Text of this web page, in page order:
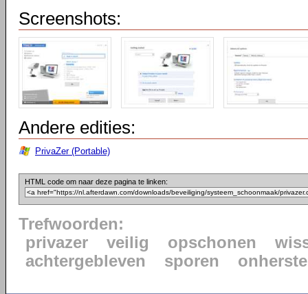
Screenshots:
Andere edities:
PrivaZer (Portable)
HTML code om naar deze pagina te linken:
Trefwoorden:
privazer
veilig opschonen
achtergebleven
sporen